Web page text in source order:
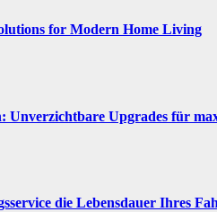
for Modern Home Living
Unverzichtbare Upgrades für
die Lebensdauer Ihres